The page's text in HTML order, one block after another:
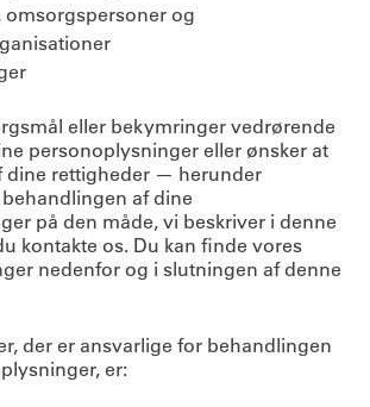
omsorgspersoner og
eller bekymringer vedrørende
personoplysninger eller ønsker at
dine rettigheder — herunder
af dine
på den måde, vi beskriver i denne
kontakte os. Du kan finde vores
nedenfor og i slutningen af denne
der er ansvarlige for behandlingen
er: